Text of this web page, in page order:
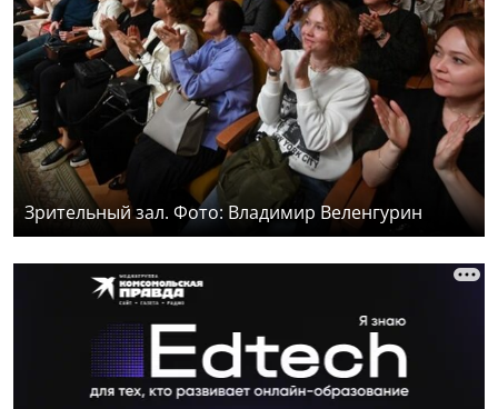
Зрительный зал. Фото: Владимир Веленгурин